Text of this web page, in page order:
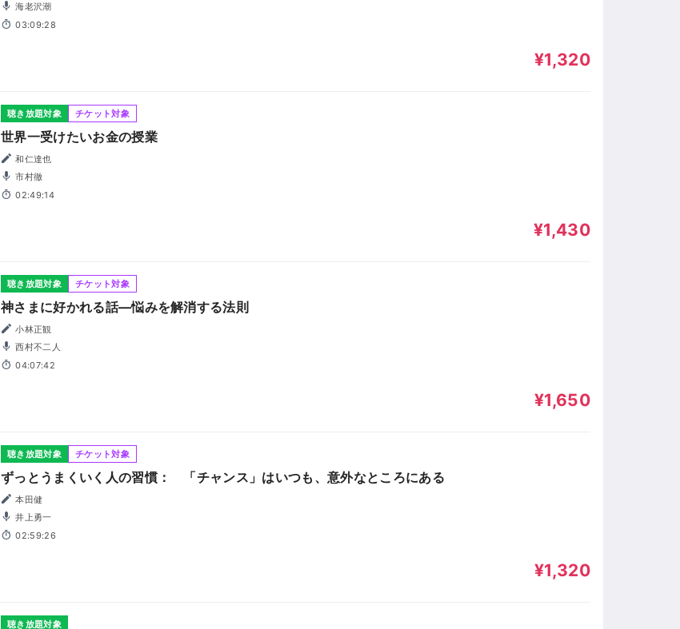
海老沢潮
03:09:28
¥1,320
聴き放題対象 チケット対象
世界一受けたいお金の授業
和仁達也
市村徹
02:49:14
¥1,430
聴き放題対象 チケット対象
神さまに好かれる話―悩みを解消する法則
小林正観
西村不二人
04:07:42
¥1,650
聴き放題対象 チケット対象
ずっとうまくいく人の習慣： 「チャンス」はいつも、意外なところにある
本田健
井上勇一
02:59:26
¥1,320
聴き放題対象